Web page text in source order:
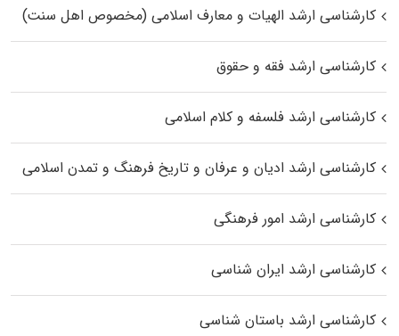
کارشناسی ارشد الهیات و معارف اسلامی (مخصوص اهل سنت)
کارشناسی ارشد فقه و حقوق
کارشناسی ارشد فلسفه و کلام اسلامی
کارشناسی ارشد ادیان و عرفان و تاریخ فرهنگ و تمدن اسلامی
کارشناسی ارشد امور فرهنگی
کارشناسی ارشد ایران شناسی
کارشناسی ارشد باستان شناسی